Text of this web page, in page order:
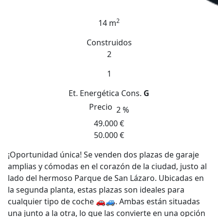
14 m2
Construidos
2
1
Et. Energética Cons. G
Precio 2 %
49.000 €
50.000 €
¡Oportunidad única! Se venden dos plazas de garaje
amplias y cómodas en el corazón de la ciudad, justo al
lado del hermoso Parque de San Lázaro. Ubicadas en
la segunda planta, estas plazas son ideales para
cualquier tipo de coche 🚗🚙. Ambas están situadas
una junto a la otra, lo que las convierte en una opción